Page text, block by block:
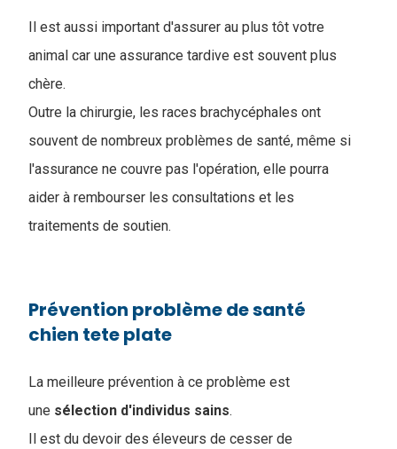
Il est aussi important d'assurer au plus tôt votre
animal car une assurance tardive est souvent plus
chère.
Outre la chirurgie, les races brachycéphales ont
souvent de nombreux problèmes de santé, même si
l'assurance ne couvre pas l'opération, elle pourra
aider à rembourser les consultations et les
traitements de soutien.
Prévention problème de santé
chien tete plate
La meilleure prévention à ce problème est
une sélection d'individus sains.
Il est du devoir des éleveurs de cesser de